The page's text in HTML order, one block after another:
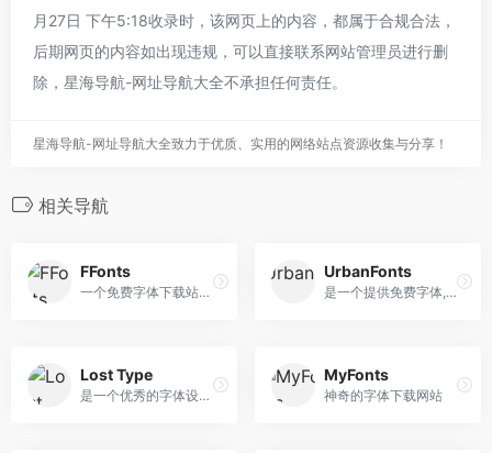
月27日 下午5:18收录时，该网页上的内容，都属于合规合法，
后期网页的内容如出现违规，可以直接联系网站管理员进行删
除，星海导航-网址导航大全不承担任何责任。
星海导航-网址导航大全致力于优质、实用的网络站点资源收集与分享！
相关导航
FFonts
一个免费字体下载站点，提供超过32，000种以上的字型
UrbanFonts
是一个提供免费字体,高级字体的英文字体搜索网站,提供超过8000种免费字体设计资源下载
Lost Type
是一个优秀的字体设计资源网...
MyFonts
神奇的字体下载网站